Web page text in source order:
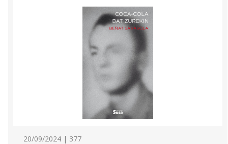
20/09/2024 | 377